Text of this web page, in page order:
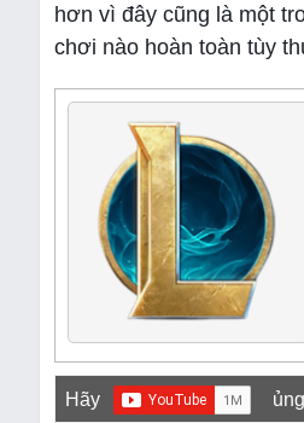
hơn vì đây cũng là một
chơi nào hoàn toàn tùy
Hãy